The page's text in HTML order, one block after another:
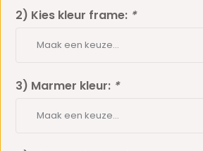
2) Kies kleur frame: *
3) Marmer kleur: *